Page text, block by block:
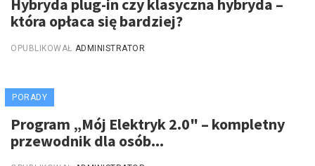
która opłaca się bardziej?
OPUBLIKOWAŁ ADMINISTRATOR
PORADY
Program „Mój Elektryk 2.0" – kompletny
przewodnik dla osób...